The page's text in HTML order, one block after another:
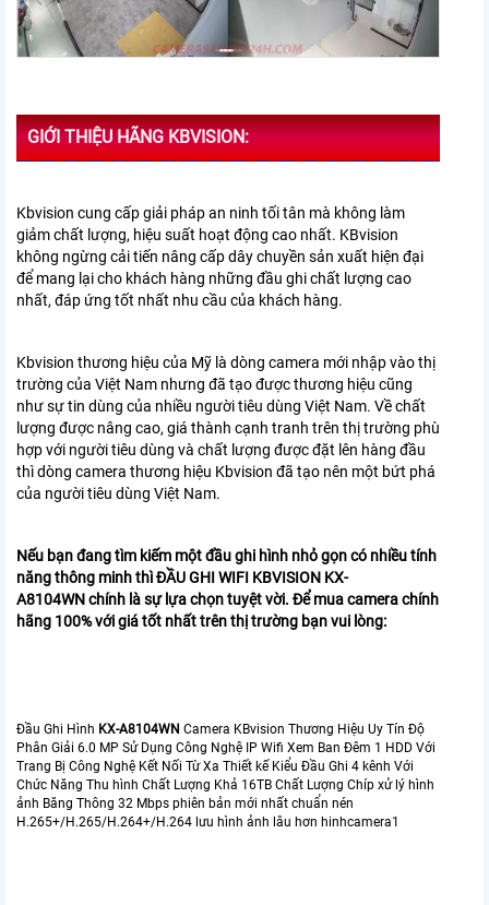
GIỚI THIỆU HÃNG KBVISION:
Kbvision cung cấp giải pháp an ninh tối tân mà không làm
giảm chất lượng, hiệu suất hoạt động cao nhất. KBvision
không ngừng cải tiến nâng cấp dây chuyền sản xuất hiện đại
để mang lại cho khách hàng những đầu ghi chất lượng cao
nhất, đáp ứng tốt nhất nhu cầu của khách hàng.
Kbvision thương hiệu của Mỹ là dòng camera mới nhập vào thị
trường của Việt Nam nhưng đã tạo được thương hiệu cũng
như sự tin dùng của nhiều người tiêu dùng Việt Nam. Về chất
lượng được nâng cao, giá thành cạnh tranh trên thị trường phù
hợp với người tiêu dùng và chất lượng được đặt lên hàng đầu
thì dòng camera thương hiệu Kbvision đã tạo nên một bứt phá
của người tiêu dùng Việt Nam.
Nếu bạn đang tìm kiếm một đầu ghi hình nhỏ gọn có nhiều tính
năng thông minh thì ĐẦU GHI WIFI KBVISION KX-
A8104WN chính là sự lựa chọn tuyệt vời. Để mua camera chính
hãng 100% với giá tốt nhất trên thị trường bạn vui lòng:
Đầu Ghi Hình KX-A8104WN Camera KBvision Thương Hiệu Uy Tín Độ
Phân Giải 6.0 MP Sử Dụng Công Nghệ IP Wifi Xem Ban Đêm 1 HDD Với
Trang Bị Công Nghệ Kết Nối Từ Xa Thiết kế Kiểu Đầu Ghi 4 kênh Với
Chức Năng Thu hình Chất Lượng Khả 16TB Chất Lượng Chíp xử lý hình
ảnh Băng Thông 32 Mbps phiên bản mới nhất chuẩn nén
H.265+/H.265/H.264+/H.264 lưu hình ảnh lâu hơn hinhcamera1